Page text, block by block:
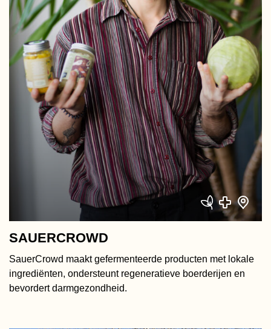
SAUERCROWD
SauerCrowd maakt gefermenteerde producten met lokale
ingrediënten, ondersteunt regeneratieve boerderijen en
bevordert darmgezondheid.